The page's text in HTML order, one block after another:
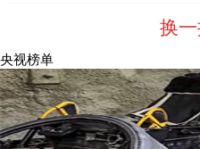
换
央视榜单